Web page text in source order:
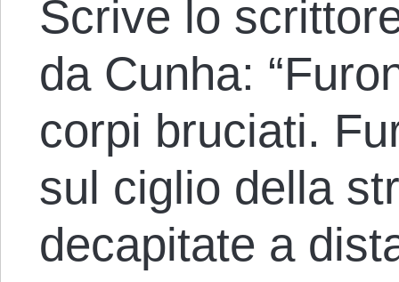
Scrive lo
da Cunha:
corpi bruciati.
sul ciglio della
decapitate a